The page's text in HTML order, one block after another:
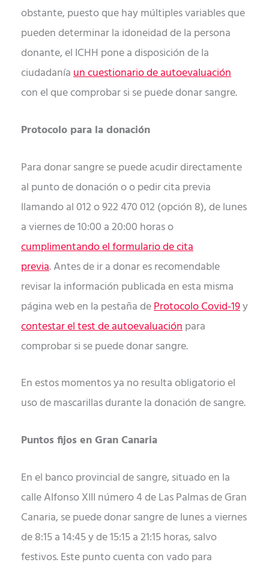
obstante, puesto que hay múltiples variables que
pueden determinar la idoneidad de la persona
donante, el ICHH pone a disposición de la
ciudadaníaun cuestionario de autoevaluación
con el que comprobar si se puede donar sangre.
Protocolo para la donación
Para donar sangre se puede acudir directamente
al punto de donación o o pedir cita previa
llamando al 012 o 922 470 012 (opción 8), de lunes
a viernes de 10:00 a 20:00 horas o
cumplimentando el formulario de cita
previa. Antes de ir a donar es recomendable
revisar la información publicada en esta misma
página web en la pestaña deProtocolo Covid-19y
contestar el test de autoevaluaciónpara
comprobar si se puede donar sangre.
En estos momentos ya no resulta obligatorio el
uso de mascarillas durante la donación de sangre.
Puntos fijos en Gran Canaria
En el banco provincial de sangre, situado en la
calle Alfonso XIII número 4 de Las Palmas de Gran
Canaria, se puede donar sangre de lunes a viernes
de 8:15 a 14:45 y de 15:15 a 21:15 horas, salvo
festivos. Este punto cuenta con vado para